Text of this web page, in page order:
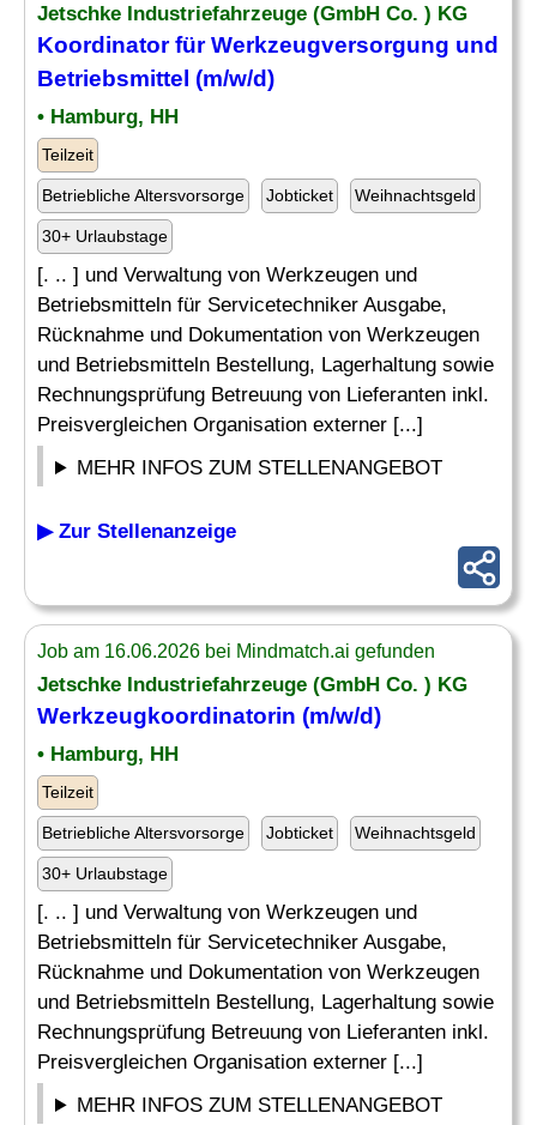
Jetschke Industriefahrzeuge (GmbH Co. ) KG
Koordinator für Werkzeugversorgung und
Betriebsmittel (m/w/d)
• Hamburg, HH
Teilzeit
Betriebliche Altersvorsorge Jobticket Weihnachtsgeld
30+ Urlaubstage
[. .. ] und Verwaltung von Werkzeugen und
Betriebsmitteln für Servicetechniker Ausgabe,
Rücknahme und Dokumentation von Werkzeugen
und Betriebsmitteln Bestellung, Lagerhaltung sowie
Rechnungsprüfung Betreuung von Lieferanten inkl.
Preisvergleichen Organisation externer [...]
MEHR INFOS ZUM STELLENANGEBOT
▶ Zur Stellenanzeige
Job am 16.06.2026 bei Mindmatch.ai gefunden
Jetschke Industriefahrzeuge (GmbH Co. ) KG
Werkzeugkoordinatorin (m/w/d)
• Hamburg, HH
Teilzeit
Betriebliche Altersvorsorge Jobticket Weihnachtsgeld
30+ Urlaubstage
[. .. ] und Verwaltung von Werkzeugen und
Betriebsmitteln für Servicetechniker Ausgabe,
Rücknahme und Dokumentation von Werkzeugen
und Betriebsmitteln Bestellung, Lagerhaltung sowie
Rechnungsprüfung Betreuung von Lieferanten inkl.
Preisvergleichen Organisation externer [...]
MEHR INFOS ZUM STELLENANGEBOT